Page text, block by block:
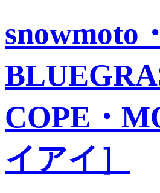
snowmoto
COPE・
イアイ］